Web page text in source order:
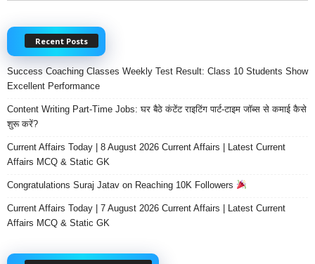
Recent Posts
Success Coaching Classes Weekly Test Result: Class 10 Students Show
Excellent Performance
Content Writing Part-Time Jobs: घर बैठे कंटेंट राइटिंग पार्ट-टाइम जॉब्स से कमाई कैसे
शुरू करें?
Current Affairs Today | 8 August 2026 Current Affairs | Latest Current
Affairs MCQ & Static GK
Congratulations Suraj Jatav on Reaching 10K Followers
Current Affairs Today | 7 August 2026 Current Affairs | Latest Current
Affairs MCQ & Static GK